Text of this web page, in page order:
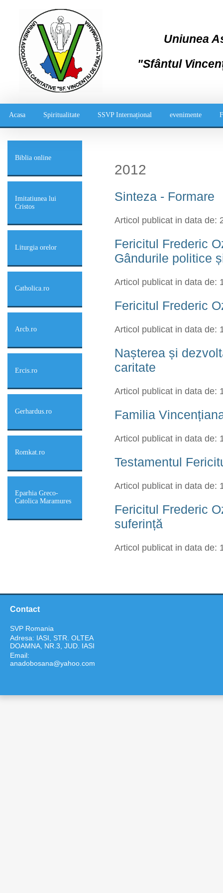
Uniunea
"Sfântul
Acasa Spiritualitate SSVP Internațional evenimente
Biblia online
Imitatiunea lui
Cristos
Liturgia orelor
Catholica.ro
Arcb.ro
Ercis.ro
Gerhardus.ro
Romkat.ro
Eparhia Greco-
Catolica Maramures
2012
Sinteza - Formare
Articol publicat in data de:
Fericitul Frederic
Gândurile politice
Articol publicat in data de:
Fericitul Frederic
Articol publicat in data de:
Nașterea și
caritate
Articol publicat in data de:
Familia
Articol publicat in data de:
Testamentul
Articol publicat in data de:
Fericitul Frederic
suferință
Articol publicat in data de:
Contact
SVP Romania
Adresa: IASI, STR. OLTEA
DOAMNA, NR.3, JUD. IASI
Email:
anadobosana@yahoo.com